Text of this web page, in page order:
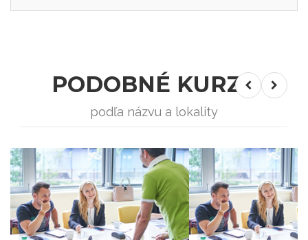
PODOBNÉ KURZY
podľa názvu a lokality